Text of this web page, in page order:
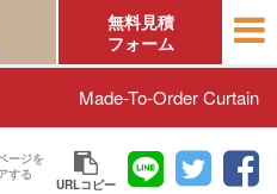
無料見積
フォーム
Made-To-Order Curtain
ージを
する
URLコピー